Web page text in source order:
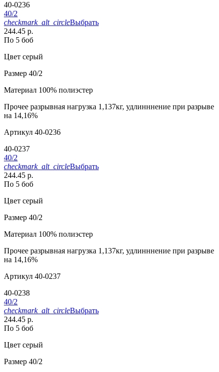
40-0236
40/2
checkmark_alt_circleВыбрать
244.45 р.
По 5 боб
Цвет серый
Размер 40/2
Материал 100% полиэстер
Прочее разрывная нагрузка 1,137кг, удлинннение при разрыве
на 14,16%
Артикул 40-0236
40-0237
40/2
checkmark_alt_circleВыбрать
244.45 р.
По 5 боб
Цвет серый
Размер 40/2
Материал 100% полиэстер
Прочее разрывная нагрузка 1,137кг, удлинннение при разрыве
на 14,16%
Артикул 40-0237
40-0238
40/2
checkmark_alt_circleВыбрать
244.45 р.
По 5 боб
Цвет серый
Размер 40/2